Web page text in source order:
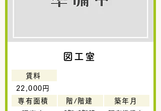
図工室
築年月
22,000円
階/階建
専有面積
賃料